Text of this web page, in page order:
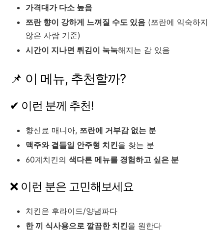
가격대가 다소 높음
쯔란 향이 강하게 느껴질 수도 있음 (쯔란에 익숙하지
않은 사람 기준)
시간이 지나면 튀김이 눅눅해지는 감 있음
📌 이 메뉴, 추천할까?
✔ 이런 분께 추천!
향신료 매니아, 쯔란에 거부감 없는 분
맥주와 곁들일 안주형 치킨을 찾는 분
60계치킨의 색다른 메뉴를 경험하고 싶은 분
❌ 이런 분은 고민해보세요
치킨은 후라이드/양념파다
한 끼 식사용으로 깔끔한 치킨을 원한다